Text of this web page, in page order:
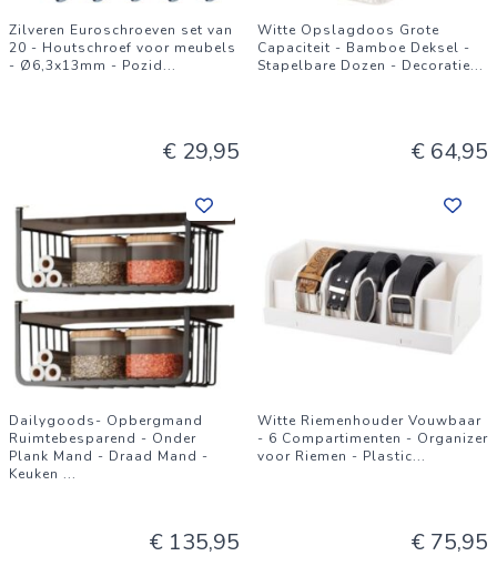
Zilveren Euroschroeven set van
20 - Houtschroef voor meubels
- Ø6,3x13mm - Pozid...
€ 29,95
Witte Opslagdoos Grote
Capaciteit - Bamboe Deksel -
Stapelbare Dozen - Decoratie...
€ 64,95
Dailygoods- Opbergmand
Ruimtebesparend - Onder
Plank Mand - Draad Mand -
Keuken ...
€ 135,95
Witte Riemenhouder Vouwbaar
- 6 Compartimenten - Organizer
voor Riemen - Plastic...
€ 75,95